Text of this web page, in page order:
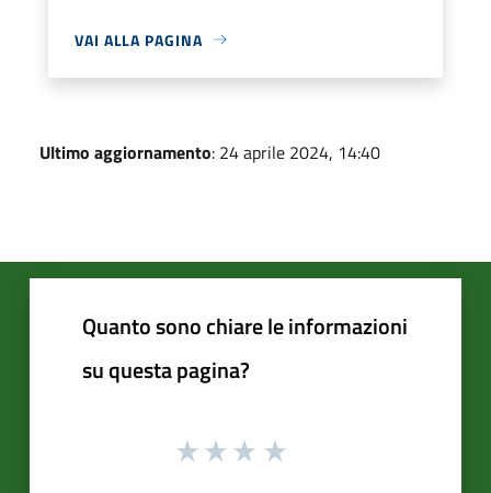
VAI ALLA PAGINA
Ultimo aggiornamento: 24 aprile 2024, 14:40
Quanto sono chiare le informazioni
su questa pagina?